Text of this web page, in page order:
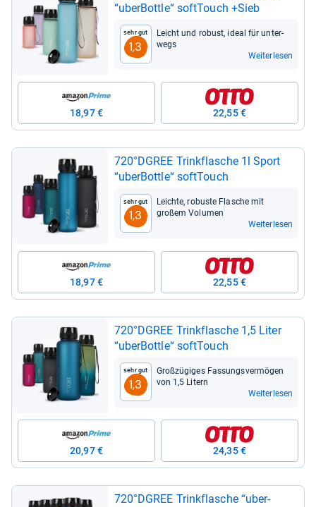
“uber­Bottle“ soft­Touch +Sieb
Sehr gut
1,3
Leicht und robust, ideal für unter­
wegs
Weiterlesen
18,97 € 22,55 €
720°DGREE Trink­fla­sche 1l Sport
“uber­Bottle“ soft­Touch
Sehr gut
1,3
Leichte, robuste Fla­sche mit
großem Volu­men
Weiterlesen
18,97 € 22,55 €
720°DGREE Trink­fla­sche 1,5 Liter
“uber­Bottle“ soft­Touch
Sehr gut
1,3
Groß­zü­gi­ges Fas­sungs­ver­mö­gen
von 1,5 Litern
Weiterlesen
20,97 € 24,35 €
720°DGREE Trink­fla­sche “uber­